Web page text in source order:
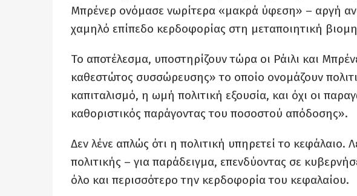
Μπρένερ ονόμασε νωρίτερα «μακρά ύφεση» – αργή
χαμηλό επίπεδο κερδοφορίας στη μεταποιητική
Το αποτέλεσμα, υποστηρίζουν τώρα οι Ράιλι και
καθεστώτος συσσώρευσης» το οποίο ονομάζουν
καπιταλισμό, η ωμή πολιτική εξουσία, και όχι οι
καθοριστικός παράγοντας του ποσοστού απόδοσης».
Δεν λένε απλώς ότι η πολιτική υπηρετεί το κεφάλαιο.
πολιτικής – για παράδειγμα, επενδύοντας σε
όλο και περισσότερο την κερδοφορία του κεφαλαίου.